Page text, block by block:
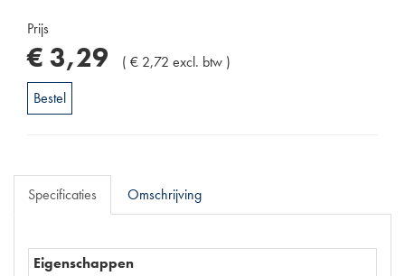
Prijs
€ 3,29 ( € 2,72 excl. btw )
Bestel
Specificaties Omschrijving
Eigenschappen